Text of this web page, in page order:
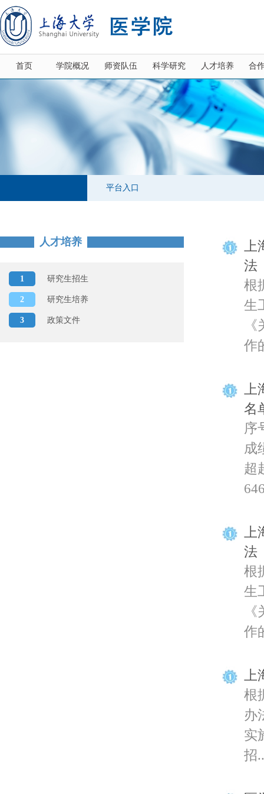
首页 学院概况 师资队伍 科学研究 人才培养 合
平台入口
人才培养
1 研究生招生
2 研究生培养
3 政策文件
上
法
根
生
作
上
名
序
成
超
上
法
根
生
作
上
根
办
实
招